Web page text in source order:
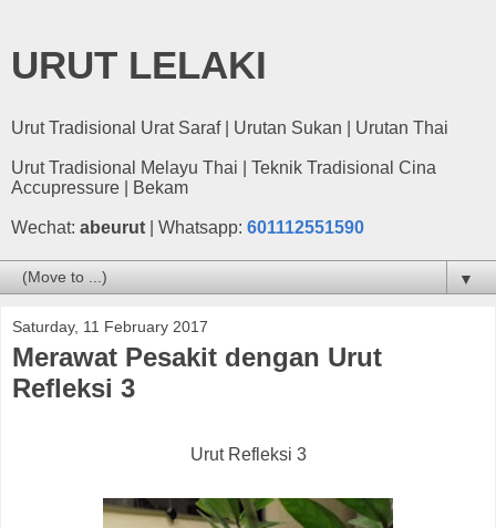
URUT LELAKI
Urut Tradisional Urat Saraf | Urutan Sukan | Urutan Thai
Urut Tradisional Melayu Thai | Teknik Tradisional Cina
Accupressure | Bekam
Wechat: abeurut | Whatsapp: 601112551590
▼
Saturday, 11 February 2017
Merawat Pesakit dengan Urut
Refleksi 3
Urut Refleksi 3